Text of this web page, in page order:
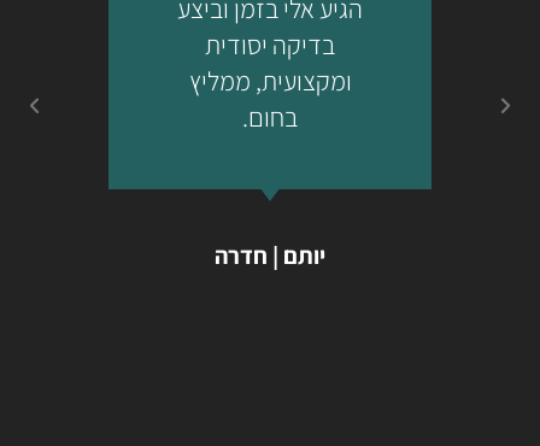
הגיע אלי בזמן וביצע
בדיקה יסודית
ומקצועית, ממליץ
בחום.
יותם | חדרה